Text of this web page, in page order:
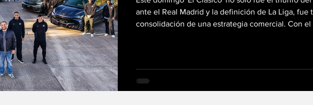
ante el Real Madrid y la definición de La Liga, fue
consolidación de una estrategia comercial. Con
patrocinio de CUPRA al FC Barcelona hasta 2029
renovación de la marca con el club has